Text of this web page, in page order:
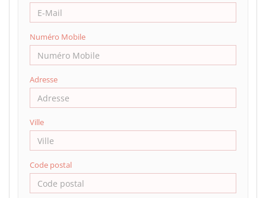
Numéro Mobile
Adresse
Ville
Code postal